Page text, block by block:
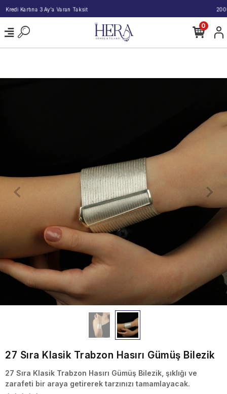
2000 TL ve Üzeri Alışverişlerde Kargo Bedava!
0
27 Sıra Klasik Trabzon Hasırı Gümüş Bilezik
27 Sıra Klasik Trabzon Hasırı Gümüş Bilezik, şıklığı ve
zarafeti bir araya getirerek tarzınızı tamamlayacak.